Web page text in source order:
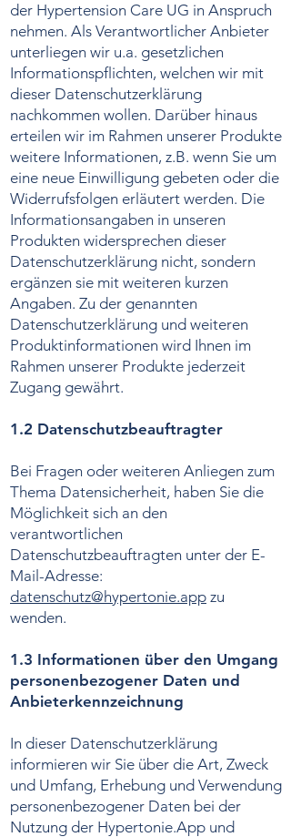
der Hypertension Care UG in Anspruch
nehmen. Als Verantwortlicher Anbieter
unterliegen wir u.a. gesetzlichen
Informationspflichten, welchen wir mit
dieser Datenschutzerklärung
nachkommen wollen. Darüber hinaus
erteilen wir im Rahmen unserer Produkte
weitere Informationen, z.B. wenn Sie um
eine neue Einwilligung gebeten oder die
Widerrufsfolgen erläutert werden. Die
Informationsangaben in unseren
Produkten widersprechen dieser
Datenschutzerklärung nicht, sondern
ergänzen sie mit weiteren kurzen
Angaben. Zu der genannten
Datenschutzerklärung und weiteren
Produktinformationen wird Ihnen im
Rahmen unserer Produkte jederzeit
Zugang gewährt.
1.2 Datenschutzbeauftragter
Bei Fragen oder weiteren Anliegen zum
Thema Datensicherheit, haben Sie die
Möglichkeit sich an den
verantwortlichen
Datenschutzbeauftragten unter der E-
Mail-Adresse:
datenschutz@hypertonie.app zu
wenden.
1.3 Informationen über den Umgang
personenbezogener Daten und
Anbieterkennzeichnung
In dieser Datenschutzerklärung
informieren wir Sie über die Art, Zweck
und Umfang, Erhebung und Verwendung
personenbezogener Daten bei der
Nutzung der Hypertonie.App und